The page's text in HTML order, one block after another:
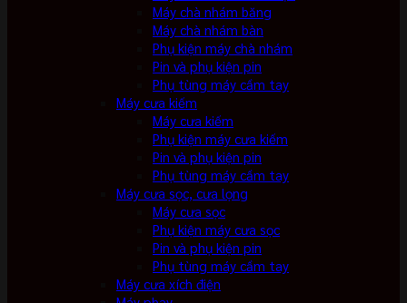
Máy chà nhám băng
Máy chà nhám bàn
Phụ kiện máy chà nhám
Pin và phụ kiện pin
Phụ tùng máy cầm tay
Máy cưa kiếm
Máy cưa kiếm
Phụ kiện máy cưa kiếm
Pin và phụ kiện pin
Phụ tùng máy cầm tay
Máy cưa sọc, cưa lọng
Máy cưa sọc
Phụ kiện máy cưa sọc
Pin và phụ kiện pin
Phụ tùng máy cầm tay
Máy cưa xích điện